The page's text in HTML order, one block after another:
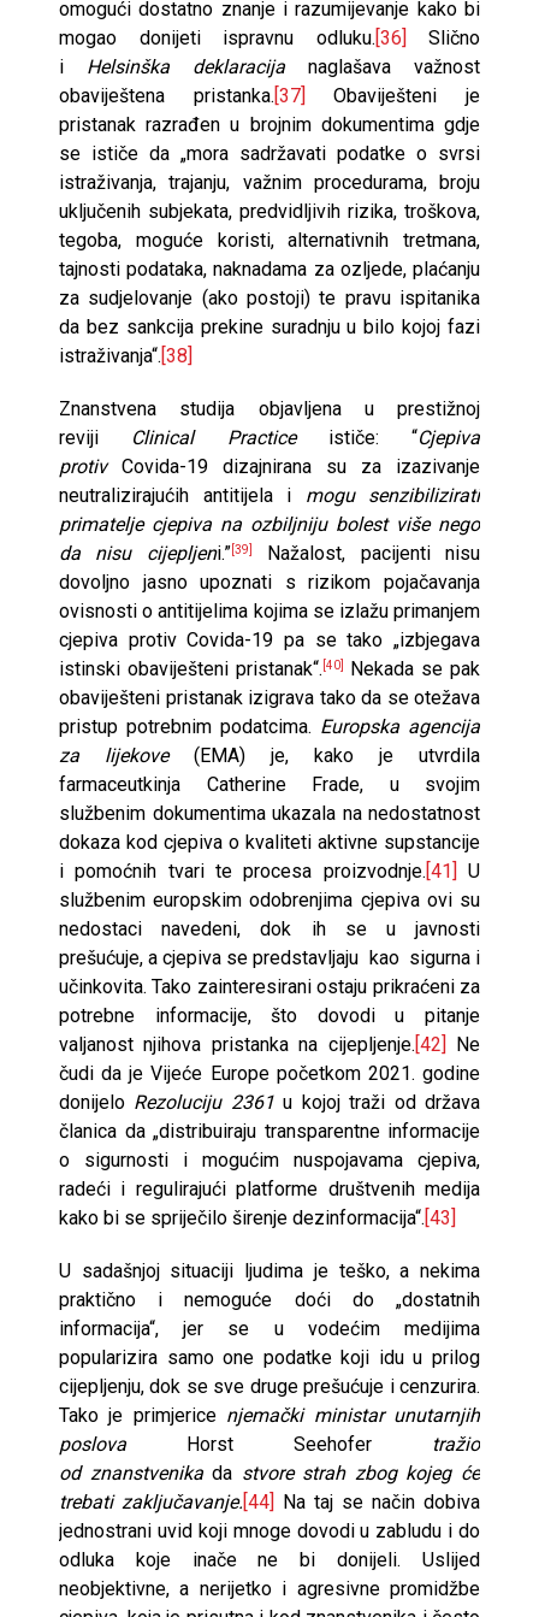
omogući dostatno znanje i razumijevanje kako bi
mogao donijeti ispravnu odluku.[36] Slično
i Helsinška deklaracija naglašava važnost
obaviještena pristanka.[37] Obaviješteni je
pristanak razrađen u brojnim dokumentima gdje
se ističe da „mora sadržavati podatke o svrsi
istraživanja, trajanju, važnim procedurama, broju
uključenih subjekata, predvidljivih rizika, troškova,
tegoba, moguće koristi, alternativnih tretmana,
tajnosti podataka, naknadama za ozljede, plaćanju
za sudjelovanje (ako postoji) te pravu ispitanika
da bez sankcija prekine suradnju u bilo kojoj fazi
istraživanja“.[38]
Znanstvena studija objavljena u prestižnoj
reviji Clinical Practiceističe: “Cjepiva
protiv Covida-19 dizajnirana su za izazivanje
neutralizirajućih antitijela i mogu senzibilizirati
primatelje cjepiva na ozbiljniju bolest više nego
da nisu cijepljeni.”[39]
Nažalost, pacijenti nisu
dovoljno jasno upoznati s rizikom pojačavanja
ovisnosti o antitijelima kojima se izlažu primanjem
cjepiva protiv Covida-19 pa se tako „izbjegava
istinski obaviješteni pristanak“. [40]
Nekada se pak
obaviješteni pristanak izigrava tako da se otežava
pristup potrebnim podatcima. Europska agencija
za lijekove(EMA) je, kako je utvrdila
farmaceutkinja Catherine Frade, u svojim
službenim dokumentima ukazala na nedostatnost
dokaza kod cjepiva o kvaliteti aktivne supstancije
i pomoćnih tvari te procesa proizvodnje.[41] U
službenim europskim odobrenjima cjepiva ovi su
nedostaci navedeni, dok ih se u javnosti
prešućuje, a cjepiva se predstavljaju kao sigurna i
učinkovita. Tako zainteresirani ostaju prikraćeni za
potrebne informacije, što dovodi u pitanje
valjanost njihova pristanka na cijepljenje.[42] Ne
čudi da je Vijeće Europe početkom 2021. godine
donijelo Rezoluciju 2361u kojoj traži od država
članica da „distribuiraju transparentne informacije
o sigurnosti i mogućim nuspojavama cjepiva,
radeći i regulirajući platforme društvenih medija
kako bi se spriječilo širenje dezinformacija“.[43]
U sadašnjoj situaciji ljudima je teško, a nekima
praktično i nemoguće doći do „dostatnih
informacija“, jer se u vodećim medijima
popularizira samo one podatke koji idu u prilog
cijepljenju, dok se sve druge prešućuje i cenzurira.
Tako je primjerice njemački ministar unutarnjih
poslova Horst Seehofer tražio
od znanstvenikada stvore strah zbog kojeg će
trebati zaključavanje.[44] Na taj se način dobiva
jednostrani uvid koji mnoge dovodi u zabludu i do
odluka koje inače ne bi donijeli. Uslijed
neobjektivne, a nerijetko i agresivne promidžbe